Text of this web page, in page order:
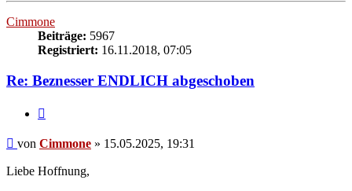
Cimmone
Beiträge: 5967
Registriert: 16.11.2018, 07:05
Re: Beznesser ENDLICH abgeschoben
Beitrag
von Cimmone » 15.05.2025, 19:31
Liebe Hoffnung,